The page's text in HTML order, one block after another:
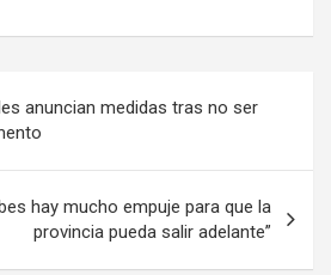
anuncian medidas tras no ser
hay mucho empuje para que la
provincia pueda salir adelante”